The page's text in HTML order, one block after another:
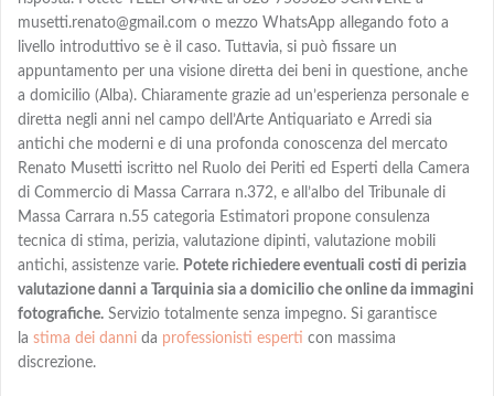
musetti.renato@gmail.com o mezzo WhatsApp allegando foto a
livello introduttivo se è il caso. Tuttavia, si può fissare un
appuntamento per una visione diretta dei beni in questione, anche
a domicilio (Alba). Chiaramente grazie ad un’esperienza personale e
diretta negli anni nel campo dell’Arte Antiquariato e Arredi sia
antichi che moderni e di una profonda conoscenza del mercato
Renato Musetti iscritto nel Ruolo dei Periti ed Esperti della Camera
di Commercio di Massa Carrara n.372, e all’albo del Tribunale di
Massa Carrara n.55 categoria Estimatori propone consulenza
tecnica di stima, perizia, valutazione dipinti, valutazione mobili
antichi, assistenze varie. Potete richiedere eventuali costi di perizia
valutazione danni a Tarquinia sia a domicilio che online da immagini
fotografiche. Servizio totalmente senza impegno. Si garantisce
la stima dei danni da professionisti esperti con massima
discrezione.